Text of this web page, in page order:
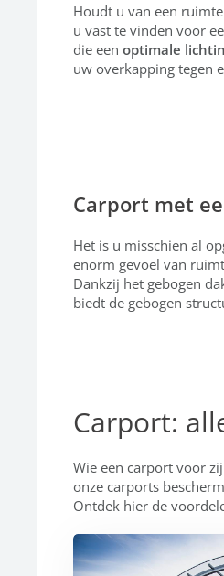
Houdt u van een
u vast te vinden voor
die een optimale
uw overkapping tegen
Carport met
Het is u misschien al
enorm gevoel van
Dankzij het gebogen
biedt de gebogen
Carport:
Wie een carport voor
onze carports
Ontdek hier de